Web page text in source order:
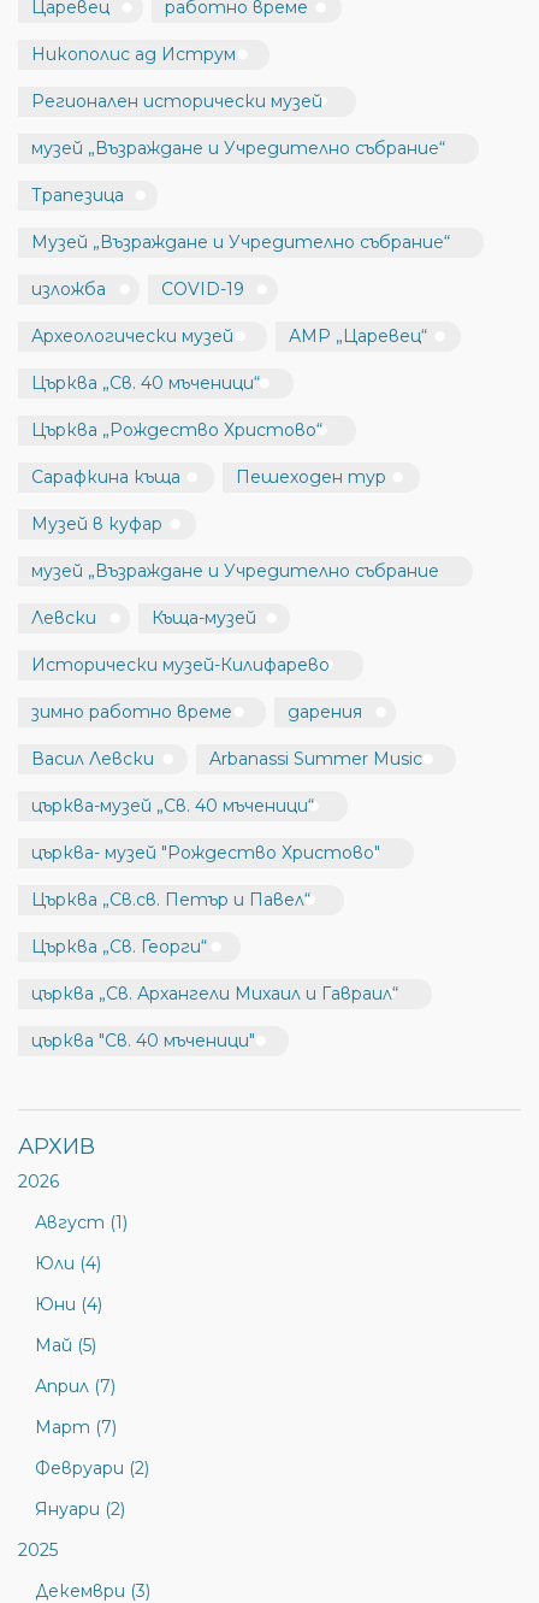
Царевец работно време
Никополис ад Иструм
Регионален исторически музей
музей „Възраждане и Учредително събрание“
Трапезица
Музей „Възраждане и Учредително събрание“
изложба COVID-19
Археологически музей АМР „Царевец“
Църква „Св. 40 мъченици“
Църква „Рождество Христово“
Сарафкина къща Пешеходен тур
Музей в куфар
музей „Възраждане и Учредително събрание
Левски Къща-музей
Исторически музей-Килифарево
зимно работно време дарения
Васил Левски Arbanassi Summer Music
църква-музей „Св. 40 мъченици“
църква- музей "Рождество Христово"
Църква „Св.св. Петър и Павел“
Църква „Св. Георги“
църква „Св. Архангели Михаил и Гавраил“
църква "Св. 40 мъченици"
АРХИВ
2026
Август (1)
Юли (4)
Юни (4)
Май (5)
Април (7)
Март (7)
Февруари (2)
Януари (2)
2025
Декември (3)